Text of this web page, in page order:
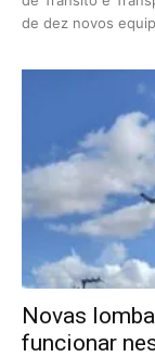
de dez novos
Novas
funcionar